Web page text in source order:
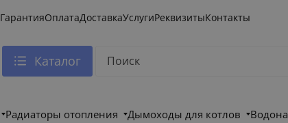
ГарантияОплатаДоставкаУслугиРеквизитыКонтакты
Каталог
Радиаторы отопления Дымоходы для котлов